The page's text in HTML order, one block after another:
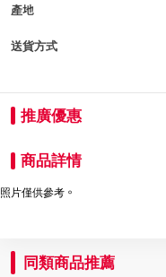
產地
送貨方式
推廣優惠
商品詳情
照片僅供參考。
同類商品推薦